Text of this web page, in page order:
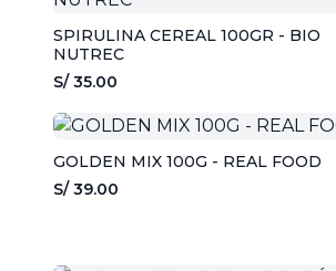
SPIRULINA CEREAL 100GR - BIO
NUTREC
S/ 35.00
GOLDEN MIX 100G - REAL FOOD
S/ 39.00